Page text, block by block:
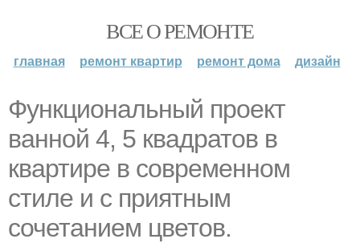
ВСЕ О РЕМОНТЕ
главная ремонт квартир ремонт дома дизайн
Функциональный проект
ванной 4, 5 квадратов в
квартире в современном
стиле и с приятным
сочетанием цветов.